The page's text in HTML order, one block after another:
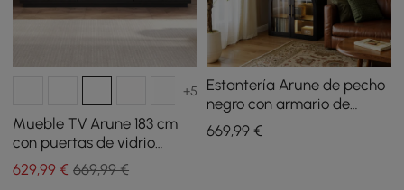
+5
Mueble TV Arune 183 cm
con puertas de vidrio
arqueadas, almacenaje y
luz LED - negro
629,99 € 669,99 €
Estantería Arune de pecho
negro con armario de
almacenamiento y luz LED
669,99€